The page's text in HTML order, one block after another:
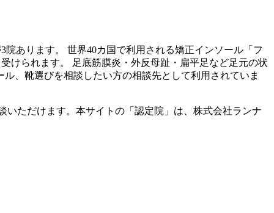
3院あります。 世界40カ国で利用される矯正インソール「フ
けられます。 足底筋膜炎・外反母趾・扁平足など足元の状
、靴選びを相談したい方の相談先として利用されていま
ただけます。本サイトの「認定院」は、株式会社ランナ